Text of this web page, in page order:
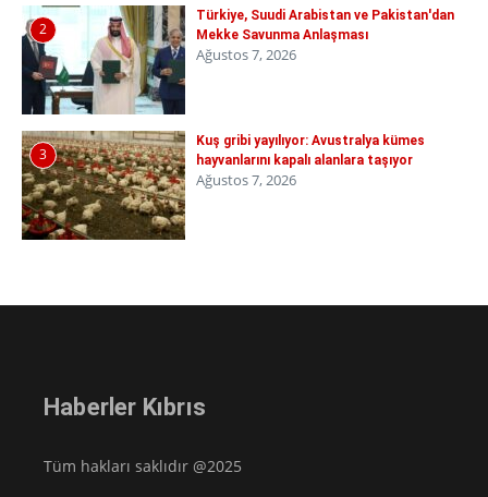
2
Türkiye, Suudi Arabistan ve Pakistan'dan
Mekke Savunma Anlaşması
Ağustos 7, 2026
3
Kuş gribi yayılıyor: Avustralya kümes
hayvanlarını kapalı alanlara taşıyor
Ağustos 7, 2026
Haberler Kıbrıs
Tüm hakları saklıdır @2025